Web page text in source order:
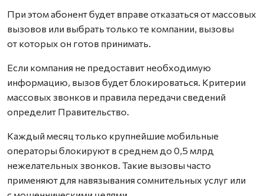
При этом абонент будет вправе отказаться от массовых
вызовов или выбрать только те компании, вызовы
от которых он готов принимать.
Если компания не предоставит необходимую
информацию, вызов будет блокироваться. Критерии
массовых звонков и правила передачи сведений
определит Правительство.
Каждый месяц только крупнейшие мобильные
операторы блокируют в среднем до 0,5 млрд
нежелательных звонков. Такие вызовы часто
применяют для навязывания сомнительных услуг или